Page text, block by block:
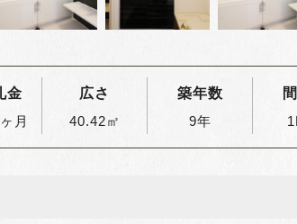
金
月
広さ
40.42㎡
築年数
9年